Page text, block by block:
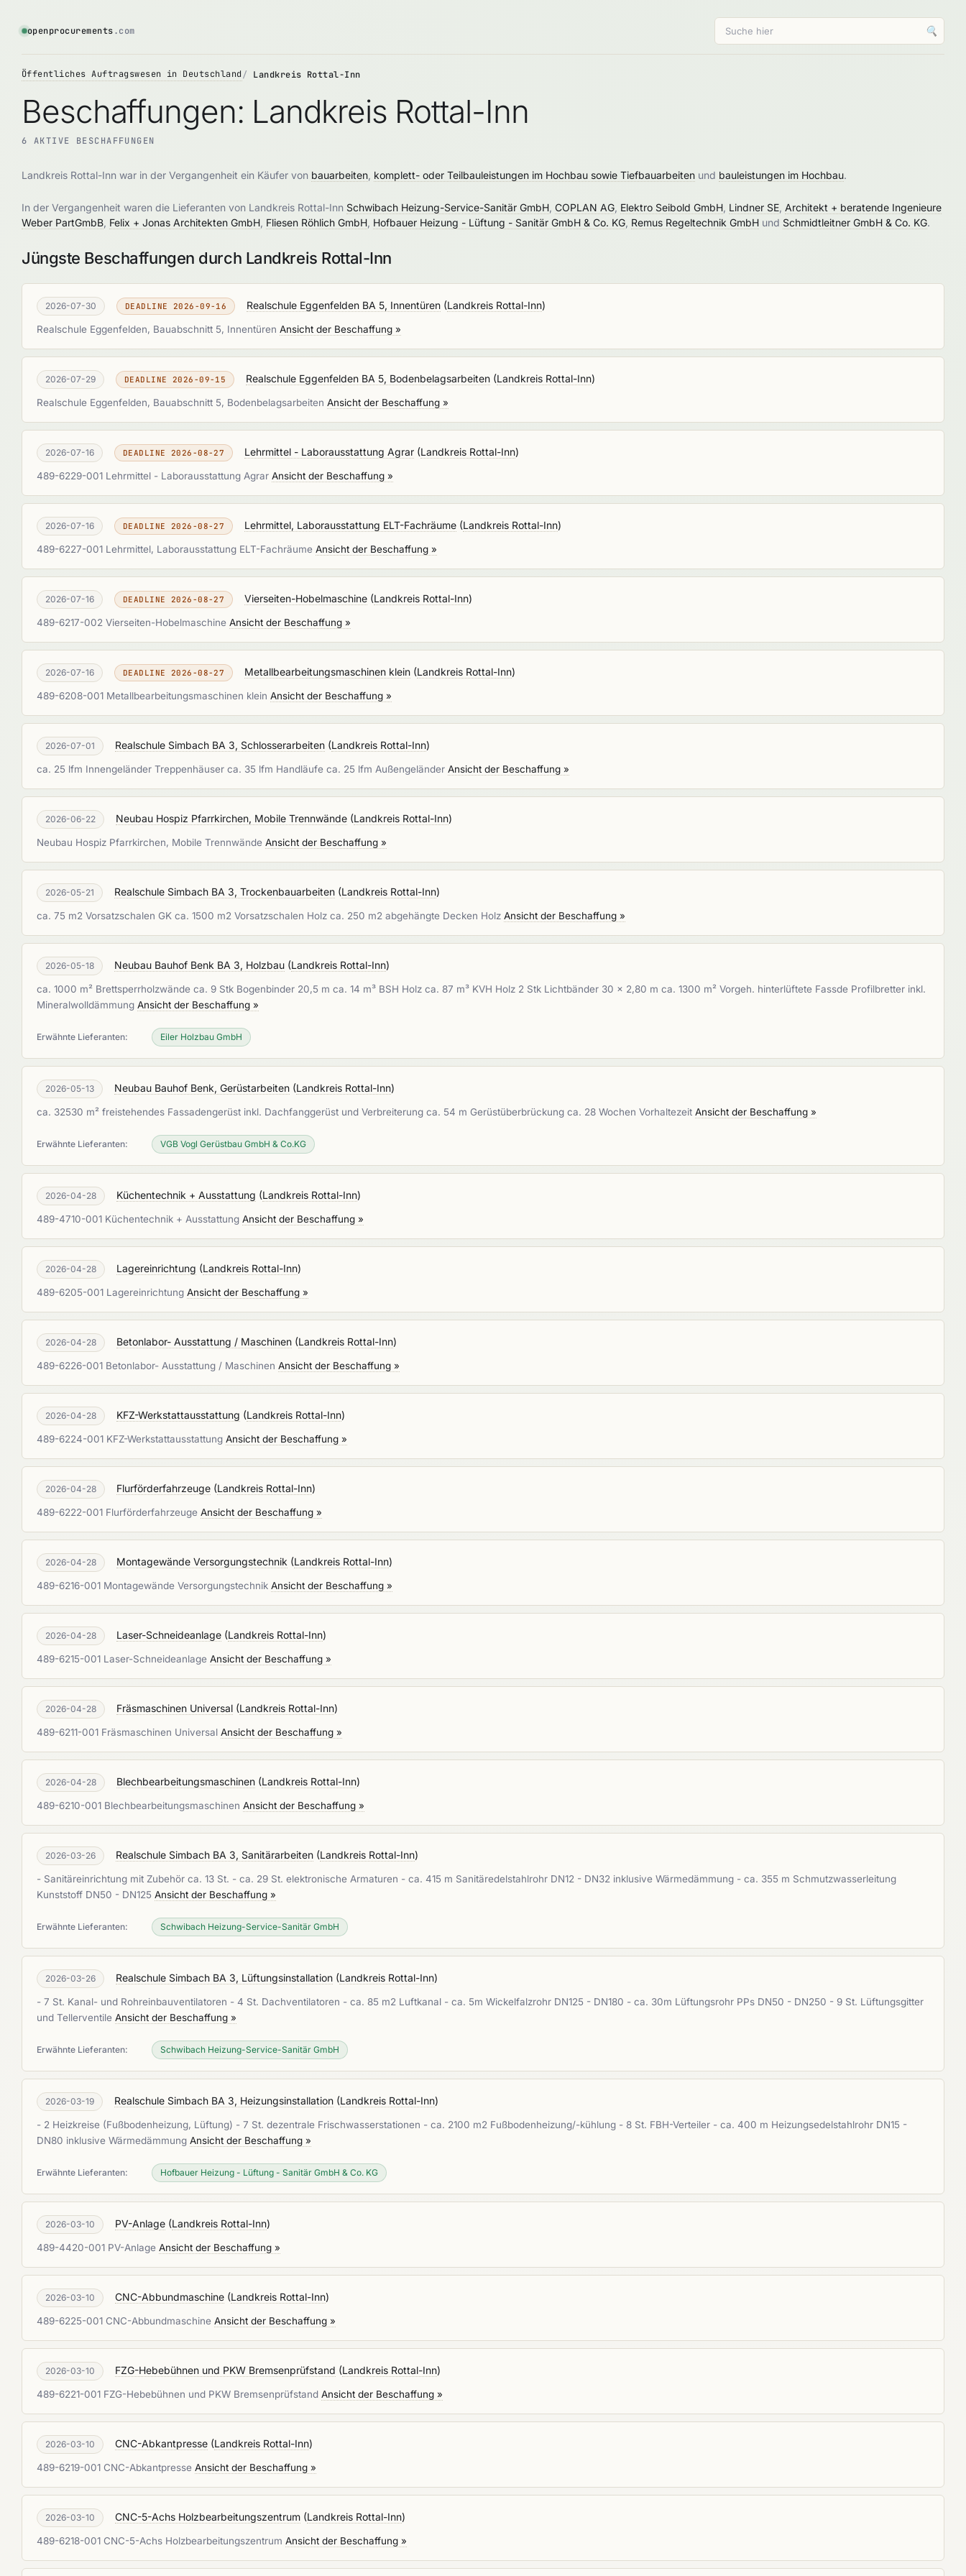
openprocurements.com 🔍
Öffentliches Auftragswesen in Deutschland Landkreis Rottal-Inn
Beschaffungen: Landkreis Rottal-Inn
6 AKTIVE BESCHAFFUNGEN
Landkreis Rottal-Inn war in der Vergangenheit ein Käufer von bauarbeiten komplett- oder Teilbauleistungen im Hochbau sowie Tiefbauarbeiten und bauleistungen im Hochbau.
In der Vergangenheit waren die Lieferanten von Landkreis Rottal-Inn Schwibach Heizung-Service-Sanitär GmbH COPLAN AG Elektro Seibold GmbH Lindner SE Architekt + beratende Ingenieure
Weber PartGmbB Felix + Jonas Architekten GmbH Fliesen Röhlich GmbH Hofbauer Heizung - Lüftung - Sanitär GmbH & Co. KG Remus Regeltechnik GmbH und Schmidtleitner GmbH & Co. KG.
Jüngste Beschaffungen durch Landkreis Rottal-Inn
2026-07-30 DEADLINE 2026-09-16 Realschule Eggenfelden BA 5, Innentüren (Landkreis Rottal-Inn)
Realschule Eggenfelden, Bauabschnitt 5, Innentüren Ansicht der Beschaffung »
2026-07-29 DEADLINE 2026-09-15 Realschule Eggenfelden BA 5, Bodenbelagsarbeiten (Landkreis Rottal-Inn)
Realschule Eggenfelden, Bauabschnitt 5, Bodenbelagsarbeiten Ansicht der Beschaffung »
2026-07-16 DEADLINE 2026-08-27 Lehrmittel - Laborausstattung Agrar (Landkreis Rottal-Inn)
489-6229-001 Lehrmittel - Laborausstattung Agrar Ansicht der Beschaffung »
2026-07-16 DEADLINE 2026-08-27 Lehrmittel, Laborausstattung ELT-Fachräume (Landkreis Rottal-Inn)
489-6227-001 Lehrmittel, Laborausstattung ELT-Fachräume Ansicht der Beschaffung »
2026-07-16 DEADLINE 2026-08-27 Vierseiten-Hobelmaschine (Landkreis Rottal-Inn)
489-6217-002 Vierseiten-Hobelmaschine Ansicht der Beschaffung »
2026-07-16 DEADLINE 2026-08-27 Metallbearbeitungsmaschinen klein (Landkreis Rottal-Inn)
489-6208-001 Metallbearbeitungsmaschinen klein Ansicht der Beschaffung »
2026-07-01 Realschule Simbach BA 3, Schlosserarbeiten (Landkreis Rottal-Inn)
ca. 25 lfm Innengeländer Treppenhäuser ca. 35 lfm Handläufe ca. 25 lfm Außengeländer Ansicht der Beschaffung »
2026-06-22 Neubau Hospiz Pfarrkirchen, Mobile Trennwände (Landkreis Rottal-Inn)
Neubau Hospiz Pfarrkirchen, Mobile Trennwände Ansicht der Beschaffung »
2026-05-21 Realschule Simbach BA 3, Trockenbauarbeiten (Landkreis Rottal-Inn)
ca. 75 m2 Vorsatzschalen GK ca. 1500 m2 Vorsatzschalen Holz ca. 250 m2 abgehängte Decken Holz Ansicht der Beschaffung »
2026-05-18 Neubau Bauhof Benk BA 3, Holzbau (Landkreis Rottal-Inn)
ca. 1000 m² Brettsperrholzwände ca. 9 Stk Bogenbinder 20,5 m ca. 14 m³ BSH Holz ca. 87 m³ KVH Holz 2 Stk Lichtbänder 30 x 2,80 m ca. 1300 m² Vorgeh. hinterlüftete Fassde Profilbretter inkl.
Mineralwolldämmung Ansicht der Beschaffung »
Erwähnte Lieferanten: Eiler Holzbau GmbH
2026-05-13 Neubau Bauhof Benk, Gerüstarbeiten (Landkreis Rottal-Inn)
ca. 32530 m² freistehendes Fassadengerüst inkl. Dachfanggerüst und Verbreiterung ca. 54 m Gerüstüberbrückung ca. 28 Wochen Vorhaltezeit Ansicht der Beschaffung »
Erwähnte Lieferanten: VGB Vogl Gerüstbau GmbH & Co.KG
2026-04-28 Küchentechnik + Ausstattung (Landkreis Rottal-Inn)
489-4710-001 Küchentechnik + Ausstattung Ansicht der Beschaffung »
2026-04-28 Lagereinrichtung (Landkreis Rottal-Inn)
489-6205-001 Lagereinrichtung Ansicht der Beschaffung »
2026-04-28 Betonlabor- Ausstattung / Maschinen (Landkreis Rottal-Inn)
489-6226-001 Betonlabor- Ausstattung / Maschinen Ansicht der Beschaffung »
2026-04-28 KFZ-Werkstattausstattung (Landkreis Rottal-Inn)
489-6224-001 KFZ-Werkstattausstattung Ansicht der Beschaffung »
2026-04-28 Flurförderfahrzeuge (Landkreis Rottal-Inn)
489-6222-001 Flurförderfahrzeuge Ansicht der Beschaffung »
2026-04-28 Montagewände Versorgungstechnik (Landkreis Rottal-Inn)
489-6216-001 Montagewände Versorgungstechnik Ansicht der Beschaffung »
2026-04-28 Laser-Schneideanlage (Landkreis Rottal-Inn)
489-6215-001 Laser-Schneideanlage Ansicht der Beschaffung »
2026-04-28 Fräsmaschinen Universal (Landkreis Rottal-Inn)
489-6211-001 Fräsmaschinen Universal Ansicht der Beschaffung »
2026-04-28 Blechbearbeitungsmaschinen (Landkreis Rottal-Inn)
489-6210-001 Blechbearbeitungsmaschinen Ansicht der Beschaffung »
2026-03-26 Realschule Simbach BA 3, Sanitärarbeiten (Landkreis Rottal-Inn)
- Sanitäreinrichtung mit Zubehör ca. 13 St. - ca. 29 St. elektronische Armaturen - ca. 415 m Sanitäredelstahlrohr DN12 - DN32 inklusive Wärmedämmung - ca. 355 m Schmutzwasserleitung
Kunststoff DN50 - DN125 Ansicht der Beschaffung »
Erwähnte Lieferanten: Schwibach Heizung-Service-Sanitär GmbH
2026-03-26 Realschule Simbach BA 3, Lüftungsinstallation (Landkreis Rottal-Inn)
- 7 St. Kanal- und Rohreinbauventilatoren - 4 St. Dachventilatoren - ca. 85 m2 Luftkanal - ca. 5m Wickelfalzrohr DN125 - DN180 - ca. 30m Lüftungsrohr PPs DN50 - DN250 - 9 St. Lüftungsgitter
und Tellerventile Ansicht der Beschaffung »
Erwähnte Lieferanten: Schwibach Heizung-Service-Sanitär GmbH
2026-03-19 Realschule Simbach BA 3, Heizungsinstallation (Landkreis Rottal-Inn)
- 2 Heizkreise (Fußbodenheizung, Lüftung) - 7 St. dezentrale Frischwasserstationen - ca. 2100 m2 Fußbodenheizung/-kühlung - 8 St. FBH-Verteiler - ca. 400 m Heizungsedelstahlrohr DN15 -
DN80 inklusive Wärmedämmung Ansicht der Beschaffung »
Erwähnte Lieferanten: Hofbauer Heizung - Lüftung - Sanitär GmbH & Co. KG
2026-03-10 PV-Anlage (Landkreis Rottal-Inn)
489-4420-001 PV-Anlage Ansicht der Beschaffung »
2026-03-10 CNC-Abbundmaschine (Landkreis Rottal-Inn)
489-6225-001 CNC-Abbundmaschine Ansicht der Beschaffung »
2026-03-10 FZG-Hebebühnen und PKW Bremsenprüfstand (Landkreis Rottal-Inn)
489-6221-001 FZG-Hebebühnen und PKW Bremsenprüfstand Ansicht der Beschaffung »
2026-03-10 CNC-Abkantpresse (Landkreis Rottal-Inn)
489-6219-001 CNC-Abkantpresse Ansicht der Beschaffung »
2026-03-10 CNC-5-Achs Holzbearbeitungszentrum (Landkreis Rottal-Inn)
489-6218-001 CNC-5-Achs Holzbearbeitungszentrum Ansicht der Beschaffung »